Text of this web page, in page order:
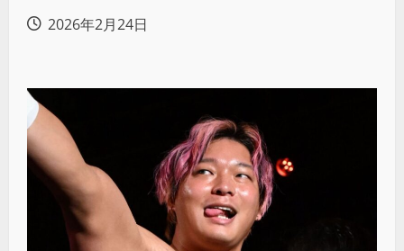
2026年2月24日